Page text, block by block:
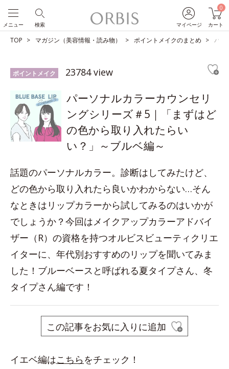
マイページ
0
カート
検索
メニュー
TOP マガジン（美容情報・読み物） ポイントメイクのまとめ パー
ポイントメイク 23784 view
パーソナルカラーカウンセリ
ングシリーズ＃5｜「まずはど
の色から取り入れたらい
い？」～ブルベ編～
話題のパーソナルカラー。診断はしてみたけど、
どの色から取り入れたら良いかわからない…そん
なときはリップカラーから試してみるのはいかが
でしょうか？今回はメイクアップカラーアドバイ
ザー（R）の資格を持つオルビスビューティクリエ
イターに、年代別おすすめのリップを聞いてみま
した！ブルーベースと呼ばれる夏タイプさん、冬
タイプさん編です！
この記事をお気に入りに追加
イエベ編はこちら をチェック！